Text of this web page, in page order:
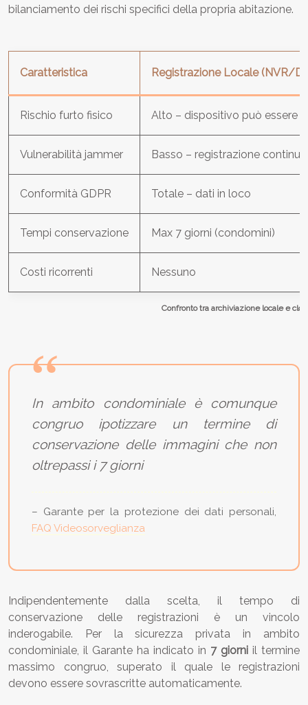
bilanciamento dei rischi specifici della propria abitazione.
Confronto tra archiviazione locale e
Caratteristica Registrazione Locale (NVR/
Rischio furto fisico Alto – dispositivo può essere
Vulnerabilità jammer Basso – registrazione continua
Conformità GDPR Totale – dati in loco
Tempi conservazione Max 7 giorni (condomini)
Costi ricorrenti Nessuno
In ambito condominiale è comunque
congruo ipotizzare un termine di
conservazione delle immagini che non
oltrepassi i 7 giorni
– Garante per la protezione dei dati personali,
FAQ Videosorveglianza
Indipendentemente dalla scelta, il tempo di
conservazione delle registrazioni è un vincolo
inderogabile. Per la sicurezza privata in ambito
condominiale, il Garante ha indicato in 7 giorni il termine
massimo congruo, superato il quale le registrazioni
devono essere sovrascritte automaticamente.